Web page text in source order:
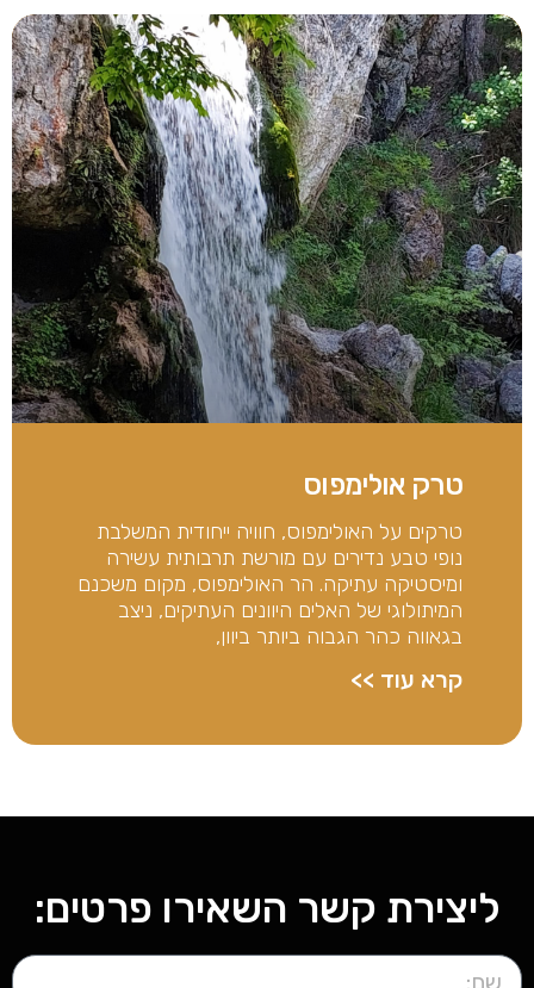
טרק אולימפוס
טרקים על האולימפוס, חוויה ייחודית המשלבת
נופי טבע נדירים עם מורשת תרבותית עשירה
ומיסטיקה עתיקה. הר האולימפוס, מקום משכנם
המיתולוגי של האלים היוונים העתיקים, ניצב
בגאווה כהר הגבוה ביותר ביוון,
קרא עוד >>
ליצירת קשר השאירו פרטים: